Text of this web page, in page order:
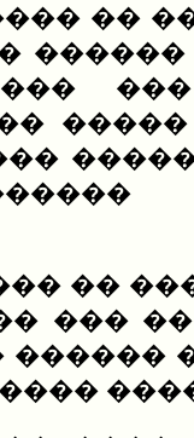
��
���
���
������
�����